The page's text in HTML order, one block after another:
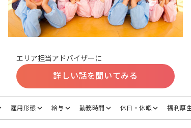
エリア担当アドバイザーに
詳しい話を聞いてみる
雇用形態 給与 勤務時間 休日・休暇 福利厚生